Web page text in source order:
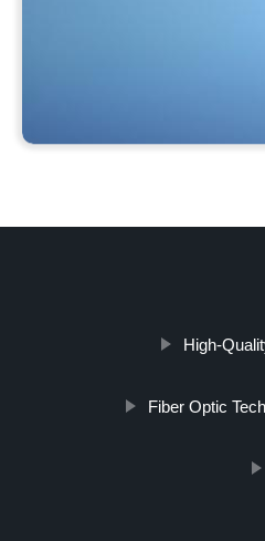
High-
Fiber Optic